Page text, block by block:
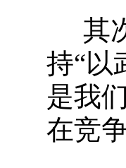
其
持“以
是我
在竞